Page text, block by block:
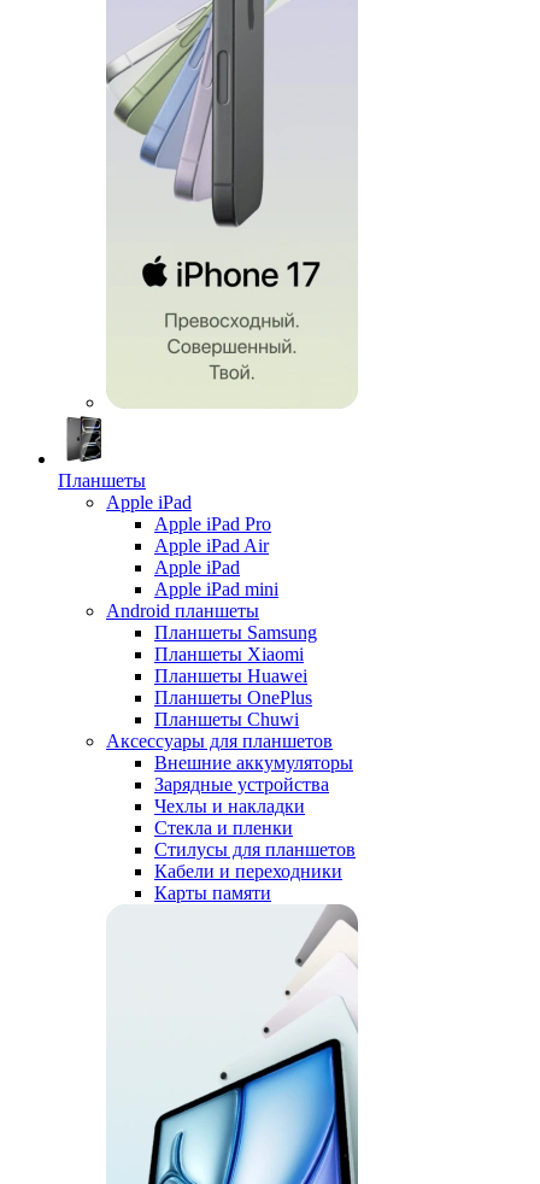
Планшеты
Apple iPad
Apple iPad Pro
Apple iPad Air
Apple iPad
Apple iPad mini
Android планшеты
Планшеты Samsung
Планшеты Xiaomi
Планшеты Huawei
Планшеты OnePlus
Планшеты Chuwi
Аксессуары для планшетов
Внешние аккумуляторы
Зарядные устройства
Чехлы и накладки
Стекла и пленки
Стилусы для планшетов
Кабели и переходники
Карты памяти